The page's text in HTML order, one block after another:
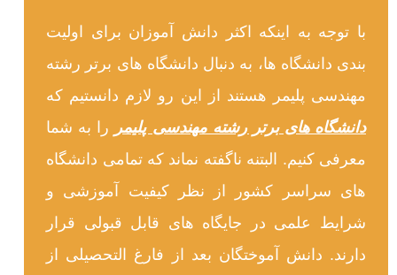
با توجه به اینکه اکثر دانش آموزان برای اولیت
بندی دانشگاه ها، به دنبال دانشگاه های برتر رشته
مهندسی پلیمر هستند از این رو لازم دانستیم که
دانشگاه های برتر رشته مهندسی پلیمر
را به شما
معرفی کنیم. البتنه ناگفته نماند که تمامی دانشگاه
های سراسر کشور از نظر کیفیت آموزشی و
شرایط علمی در جایگاه های قابل قبولی قرار
دارند. دانش آموختگان بعد از فارغ التحصیلی از